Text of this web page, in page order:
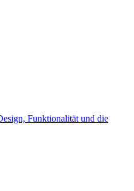
Funktionalität und die